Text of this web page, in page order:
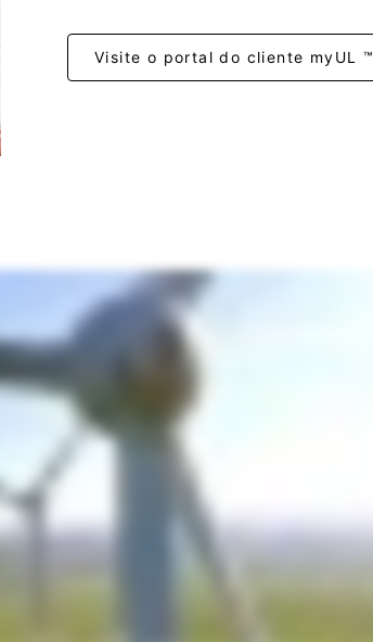
Visite o portal do cliente myUL ™